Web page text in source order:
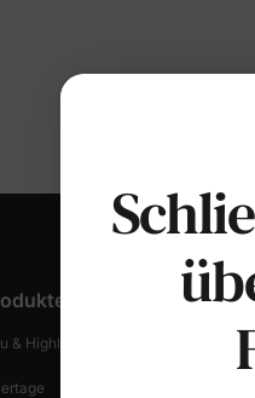
& Highlights